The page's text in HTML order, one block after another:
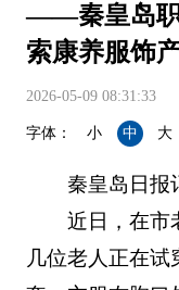
——秦皇岛职
索康养服饰
2026-05-09 08:31:33
字体： 小 中 大
秦皇岛日报
近日，在市
几位老人正在